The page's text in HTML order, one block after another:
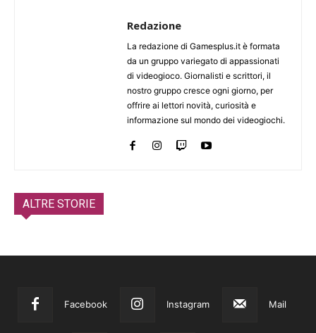
Redazione
La redazione di Gamesplus.it è formata
da un gruppo variegato di appassionati
di videogioco. Giornalisti e scrittori, il
nostro gruppo cresce ogni giorno, per
offrire ai lettori novità, curiosità e
informazione sul mondo dei videogiochi.
ALTRE STORIE
Facebook Instagram Mail